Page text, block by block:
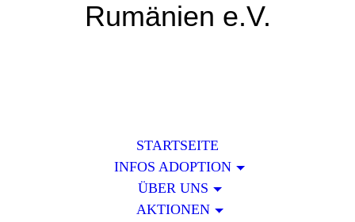
Rumänien e.V.
STARTSEITE
INFOS ADOPTION
ÜBER UNS
AKTIONEN